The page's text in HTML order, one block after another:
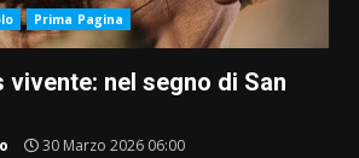
Prima Pagina
vivente: nel segno di San
30 Marzo 2026 06:00